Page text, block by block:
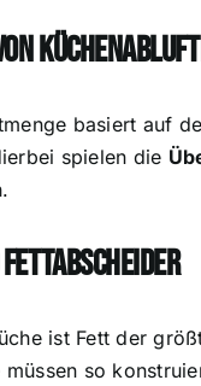
basiert auf
spielen die
ist Fett der
so